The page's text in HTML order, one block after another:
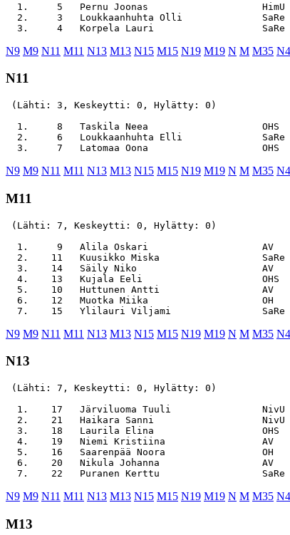
1.     5   Pernu Joonas
2.     3   Loukkaanhuhta Olli
N9 M9 N11 M11 N13 M13 N15 M15 N19 M19 N M M35
N11
(Lähti: 3, Keskeytti: 0, Hylätty: 0)
1.     8   Taskila Neea                    OHS
2.     6   Loukkaanhuhta Elli
N9 M9 N11 M11 N13 M13 N15 M15 N19 M19 N M M35
M11
(Lähti: 7, Keskeytti: 0, Hylätty: 0)
1.     9   Alila Oskari                    AV
2.    11   Kuusikko Miska
3.    14   Säily Niko                      AV
4.    13   Kujala Eeli                     OHS
5.    10   Huttunen Antti                  AV
6.    12   Muotka Miika                    OH
N9 M9 N11 M11 N13 M13 N15 M15 N19 M19 N M M35
N13
(Lähti: 7, Keskeytti: 0, Hylätty: 0)
1.    17   Järviluoma Tuuli
2.    21   Haikara Sanni
3.    18   Laurila Elina                   OHS
4.    19   Niemi Kristiina                 AV
5.    16   Saarenpää Noora                 OH
6.    20   Nikula Johanna                  AV
N9 M9 N11 M11 N13 M13 N15 M15 N19 M19 N M M35
M13